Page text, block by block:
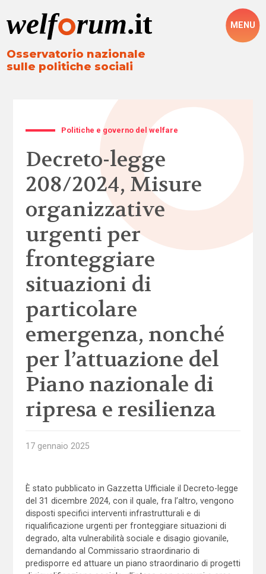
Osservatorio nazionale
sulle politiche sociali
MENU
Politiche e governo del welfare
Decreto-legge
208/2024, Misure
organizzative
urgenti per
fronteggiare
situazioni di
particolare
emergenza, nonché
per l’attuazione del
Piano nazionale di
ripresa e resilienza
17 gennaio 2025
È stato pubblicato in Gazzetta Ufficiale il Decreto-legge
del 31 dicembre 2024, con il quale, fra l’altro, vengono
disposti specifici interventi infrastrutturali e di
riqualificazione urgenti per fronteggiare situazioni di
degrado, alta vulnerabilità sociale e disagio giovanile,
demandando al Commissario straordinario di
predisporre ed attuare un piano straordinario di progetti